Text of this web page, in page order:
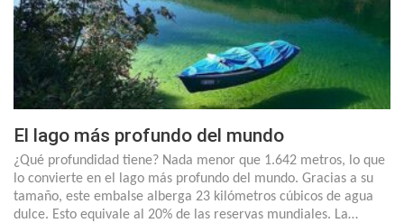
El lago más profundo del mundo
¿Qué profundidad tiene? Nada menor que 1.642 metros, lo que
lo convierte en el lago más profundo del mundo. Gracias a su
tamaño, este embalse alberga 23 kilómetros cúbicos de agua
dulce. Esto equivale al 20% de las reservas mundiales. La…